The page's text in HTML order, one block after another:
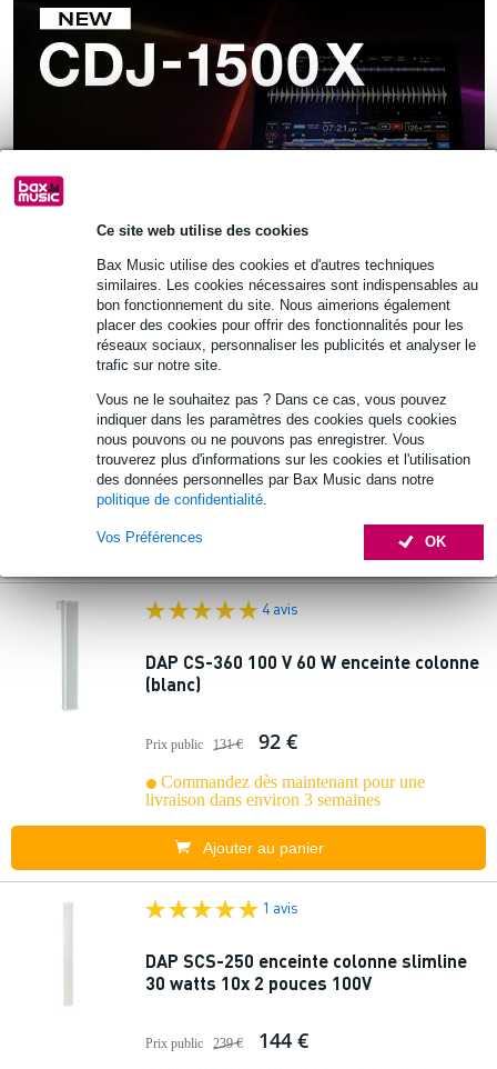
Ce site web utilise des cookies
Bax Music utilise des cookies et d'autres techniques
similaires. Les cookies nécessaires sont indispensables au
bon fonctionnement du site. Nous aimerions également
placer des cookies pour offrir des fonctionnalités pour les
réseaux sociaux, personnaliser les publicités et analyser le
trafic sur notre site.
Vous ne le souhaitez pas ? Dans ce cas, vous pouvez
indiquer dans les paramètres des cookies quels cookies
nous pouvons ou ne pouvons pas enregistrer. Vous
trouverez plus d'informations sur les cookies et l'utilisation
des données personnelles par Bax Music dans notre
politique de confidentialité
OK
Vos Préférences
Visaton EZ 60.7 - 100 V enceinte colonne
Prix public 555 € 424 €
Commandez dès maintenant pour une
livraison sous environ 6 jours ouvrés
4 avis
DAP CS-360 100 V 60 W enceinte colonne
(blanc)
Prix public 131 € 92 €
Commandez dès maintenant pour une
livraison dans environ 3 semaines
Ajouter au panier
1 avis
DAP SCS-250 enceinte colonne slimline
30 watts 10x 2 pouces 100V
Prix public 239 € 144 €